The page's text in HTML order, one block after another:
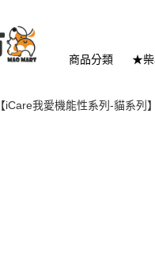
商品分類 ★柴
【iCare我愛機能性系列-貓系列